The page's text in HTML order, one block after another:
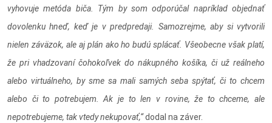
vyhovuje metóda biča. Tým by som odporúčal napríklad objednať
dovolenku hneď, keď je v predpredaji. Samozrejme, aby si vytvorili
nielen záväzok, ale aj plán ako ho budú splácať. Všeobecne však platí,
že pri vhadzovaní čohokoľvek do nákupného košíka, či už reálneho
alebo virtuálneho, by sme sa mali samých seba spýtať, či to chcem
alebo či to potrebujem. Ak je to len v rovine, že to chceme, ale
nepotrebujeme, tak vtedy nekupovať,“dodal na záver.